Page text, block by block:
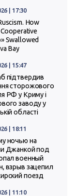
| 17:30
How
Cooperative
Swallowed
Bay
| 15:47
підтвердив
сторожового
РФ у Криму і
заводу у
області
| 18:11
ночью на
Джанкой под
военный
взрыв зацепил
поезд
| 11:10